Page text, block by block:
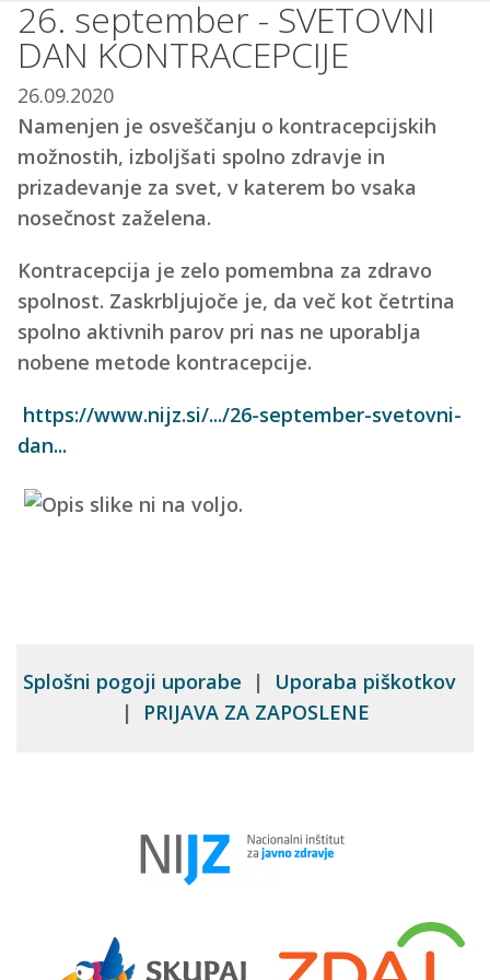
26. september - SVETOVNI
DAN KONTRACEPCIJE
26.09.2020
Namenjen je osveščanju o kontracepcijskih
možnostih, izboljšati spolno zdravje in
prizadevanje za svet, v katerem bo vsaka
nosečnost zaželena.
Kontracepcija je zelo pomembna za zdravo
spolnost. Zaskrbljujoče je, da več kot četrtina
spolno aktivnih parov pri nas ne uporablja
nobene metode kontracepcije.
https://www.nijz.si/.../26-september-svetovni-
dan...
Splošni pogoji uporabe | Uporaba piškotkov
|
PRIJAVA ZA ZAPOSLENE